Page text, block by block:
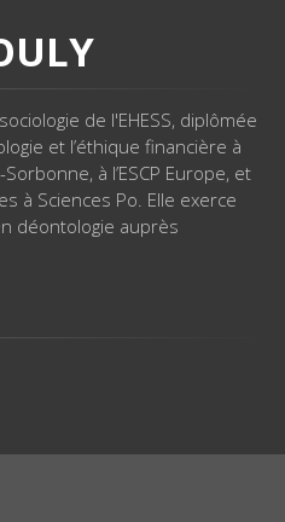
de l'EHESS, diplômée
et l’éthique financière à
à l’ESCP Europe, et
à Sciences Po. Elle exerce
déontologie auprès